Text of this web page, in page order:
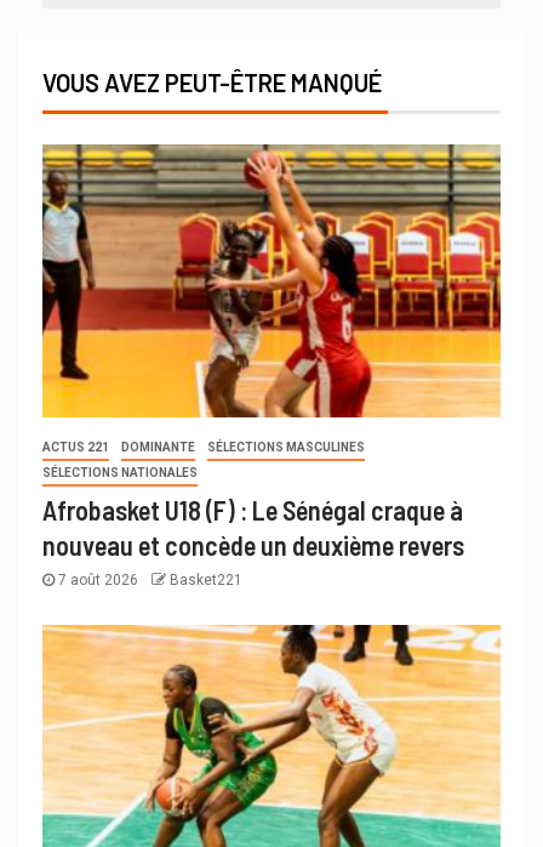
VOUS AVEZ PEUT-ÊTRE MANQUÉ
ACTUS 221 DOMINANTE
SÉLECTIONS MASCULINES
SÉLECTIONS NATIONALES
Afrobasket U18 (F) : Le Sénégal craque à
nouveau et concède un deuxième revers
7 août 2026 Basket221